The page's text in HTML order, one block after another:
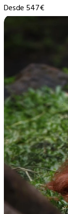
Desde 547€